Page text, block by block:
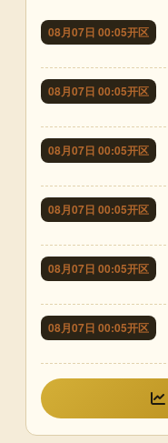
08月07日 00:05开区
08月07日 00:05开区
08月07日 00:05开区
08月07日 00:05开区
08月07日 00:05开区
08月07日 00:05开区